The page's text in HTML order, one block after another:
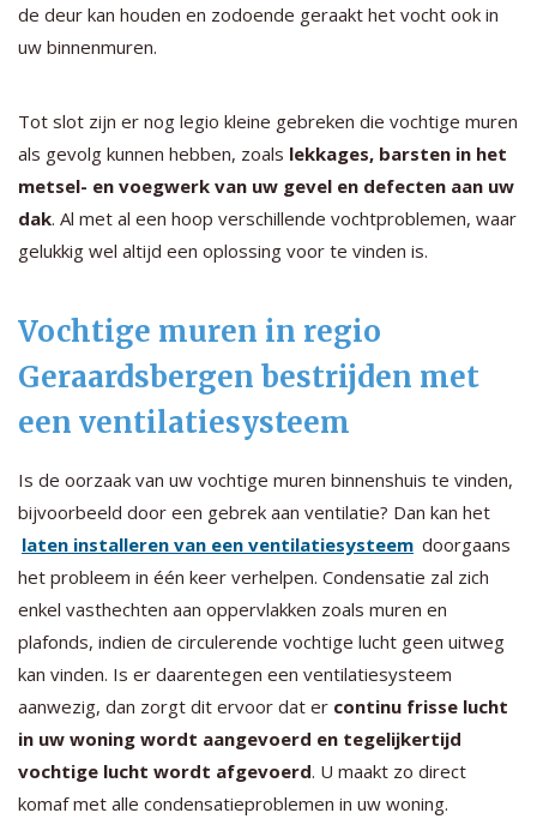
de deur kan houden en zodoende geraakt het vocht ook in
uw binnenmuren.
Tot slot zijn er nog legio kleine gebreken die vochtige muren
als gevolg kunnen hebben, zoals lekkages, barsten in het
metsel- en voegwerk van uw gevel en defecten aan uw
dak. Al met al een hoop verschillende vochtproblemen, waar
gelukkig wel altijd een oplossing voor te vinden is.
Vochtige muren in regio
Geraardsbergen bestrijden met
een ventilatiesysteem
Is de oorzaak van uw vochtige muren binnenshuis te vinden,
bijvoorbeeld door een gebrek aan ventilatie? Dan kan het
laten installeren van een ventilatiesysteem doorgaans
het probleem in één keer verhelpen. Condensatie zal zich
enkel vasthechten aan oppervlakken zoals muren en
plafonds, indien de circulerende vochtige lucht geen uitweg
kan vinden. Is er daarentegen een ventilatiesysteem
aanwezig, dan zorgt dit ervoor dat er continu frisse lucht
in uw woning wordt aangevoerd en tegelijkertijd
vochtige lucht wordt afgevoerd. U maakt zo direct
komaf met alle condensatieproblemen in uw woning.